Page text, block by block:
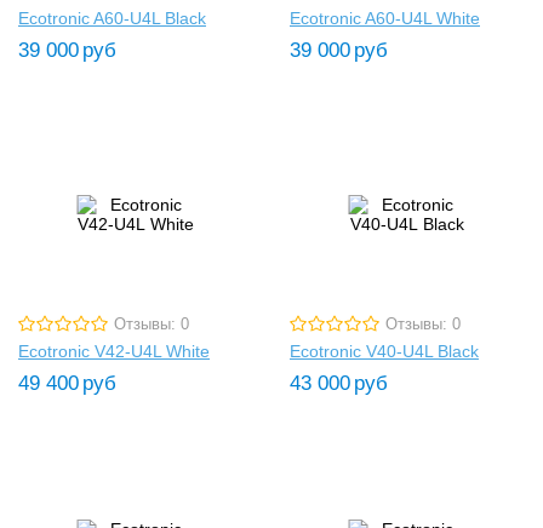
Ecotronic A60-U4L Black
39 000 руб
Ecotronic A60-U4L White
39 000 руб
Отзывы: 0
Ecotronic V42-U4L White
49 400 руб
Отзывы: 0
Ecotronic V40-U4L Black
43 000 руб